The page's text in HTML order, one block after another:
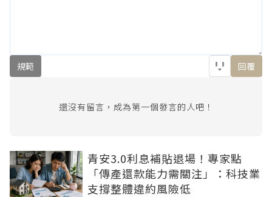
規範 回覆
還沒有留言，成為第一個發言的人吧！
青安3.0利息補貼退場！專家點
「傳產還款能力需關注」：科技業
支撐整體違約風險低